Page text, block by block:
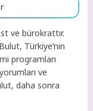
ve bürokrattır.
Türkiye’nin
programları
ve
daha sonra